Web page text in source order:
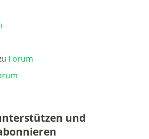
Forum
und